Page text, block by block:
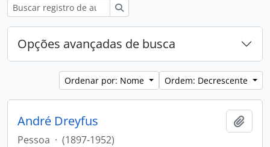
Opções avançadas de busca
Ordenar por: Nome Ordem: Decrescente
André Dreyfus
Pessoa · (1897-1952)